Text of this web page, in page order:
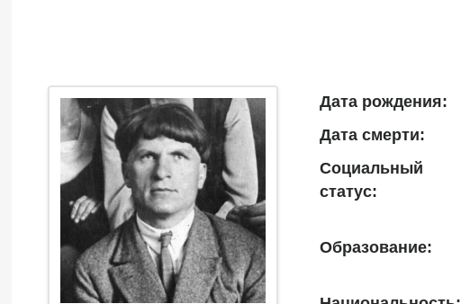
Дата рождения:
Дата смерти:
Социальный
статус:
Образование: